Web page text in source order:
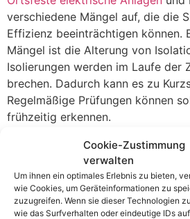
Cookie-Zustimmung
verwalten
Um ihnen ein optimales Erlebnis zu bieten,
wie Cookies, um Geräteinformationen zu
zuzugreifen. Wenn sie dieser Technologien
wie das Surfverhalten oder eindeutige IDs
verschiedene Mängel auf, die die
Effizienz beeinträchtigen können.
Mängel ist die Alterung von
Isolierungen werden im Laufe der
brechen. Dadurch kann es zu
Regelmäßige Prüfungen können
frühzeitig erkennen.
Ein weiterer häufiger Mangel ist
Installation. Wenn elektrische
vorgeschriebenen Normen
gefährliche Situationen entstehen.
Verbindungen und fehlerhafte